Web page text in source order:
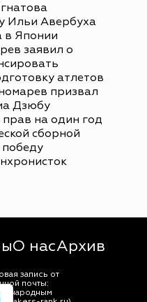
Ильи Авербуха
в Японии
заявил о
атлетов
призвал
Дзюбу
прав на один год
сборной
О насАрхив
запись от
почты: